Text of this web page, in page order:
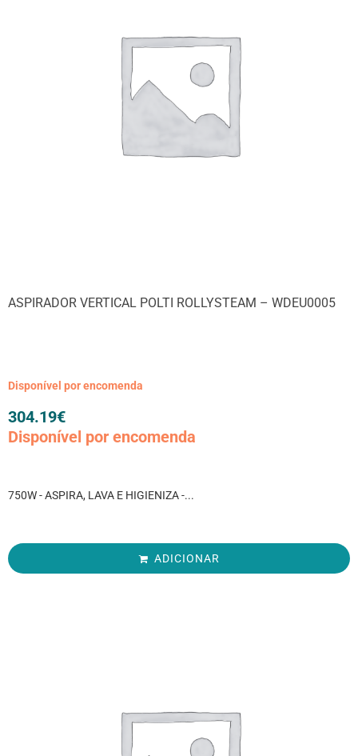
ASPIRADOR VERTICAL POLTI ROLLYSTEAM – WDEU0005
Disponível por encomenda
304.19€
Disponível por encomenda
750W - ASPIRA, LAVA E HIGIENIZA -...
ADICIONAR